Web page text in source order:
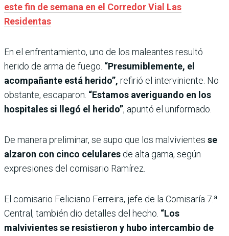
este fin de semana en el Corredor Vial Las
Residentas
En el enfrentamiento, uno de los maleantes resultó
herido de arma de fuego. “Presumiblemente, el
acompañante está herido”, refirió el interviniente. No
obstante, escaparon. “Estamos averiguando en los
hospitales si llegó el herido”, apuntó el uniformado.
De manera preliminar, se supo que los malvivientes se
alzaron con cinco celulares de alta gama, según
expresiones del comisario Ramírez.
El comisario Feliciano Ferreira, jefe de la Comisaría 7.ª
Central, también dio detalles del hecho. “Los
malvivientes se resistieron y hubo intercambio de